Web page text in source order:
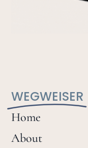
WEGWEISER
Home
About